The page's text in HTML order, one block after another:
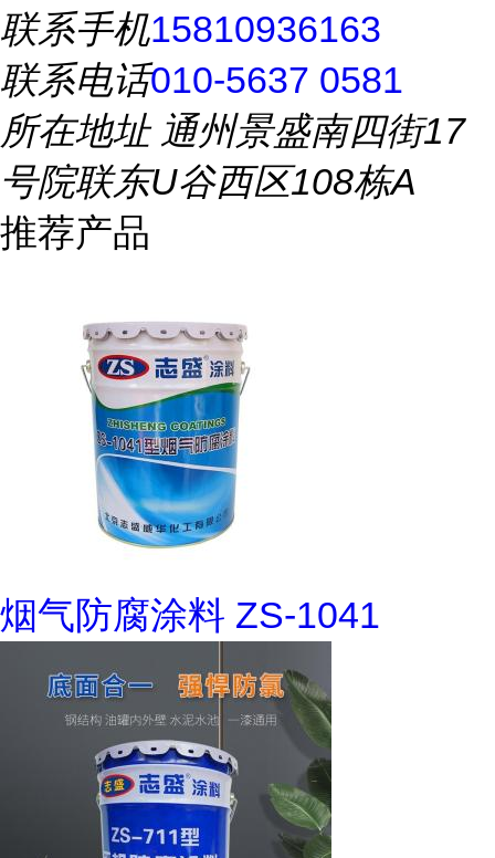
联系手机15810936163
联系电话010-5637 0581
所在地址通州景盛南四街17
号院联东U谷西区108栋A
推荐产品
烟气防腐涂料 ZS-1041